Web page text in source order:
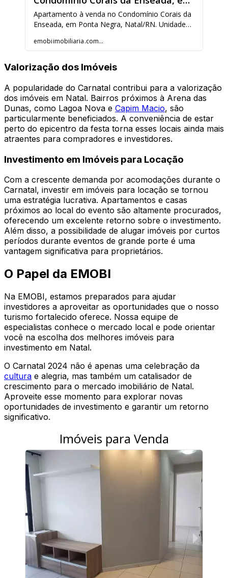
Valorização dos Imóveis
A popularidade do Carnatal contribui para a valorização
dos imóveis em Natal. Bairros próximos à Arena das
Dunas, como Lagoa Nova e Capim Macio, são
particularmente beneficiados. A conveniência de estar
perto do epicentro da festa torna esses locais ainda mais
atraentes para compradores e investidores.
Investimento em Imóveis para Locação
Com a crescente demanda por acomodações durante o
Carnatal, investir em imóveis para locação se tornou
uma estratégia lucrativa. Apartamentos e casas
próximos ao local do evento são altamente procurados,
oferecendo um excelente retorno sobre o investimento.
Além disso, a possibilidade de alugar imóveis por curtos
períodos durante eventos de grande porte é uma
vantagem significativa para proprietários.
O Papel da EMOBI
Na EMOBI, estamos preparados para ajudar
investidores a aproveitar as oportunidades que o nosso
turismo fortalecido oferece. Nossa equipe de
especialistas conhece o mercado local e pode orientar
você na escolha dos melhores imóveis para
investimento em Natal.
O Carnatal 2024 não é apenas uma celebração da
cultura e alegria, mas também um catalisador de
crescimento para o mercado imobiliário de Natal.
Aproveite esse momento para explorar novas
oportunidades de investimento e garantir um retorno
significativo.